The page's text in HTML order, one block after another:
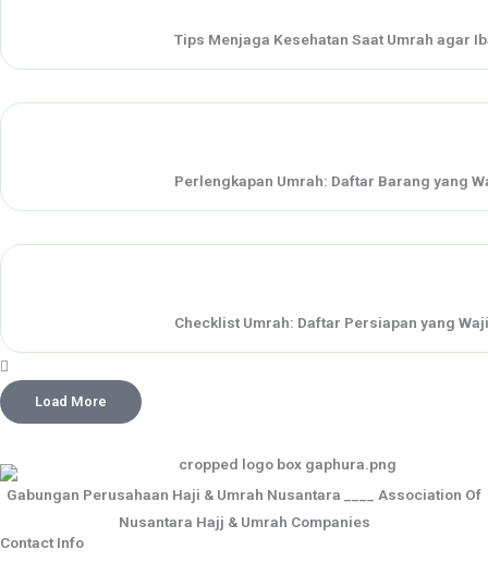
Tips Menjaga Kesehatan Saat Umrah agar
Perlengkapan Umrah: Daftar Barang yang
Checklist Umrah: Daftar Persiapan yang
Load More
Gabungan Perusahaan Haji & Umrah Nusantara ____ Association Of
Nusantara Hajj & Umrah Companies
Contact Info